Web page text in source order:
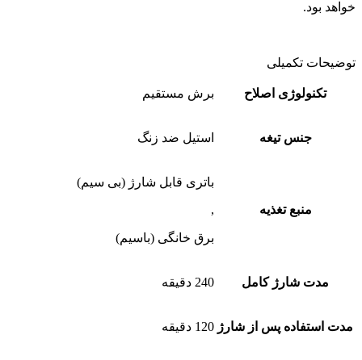
خواهد بود.
توضیحات تکمیلی
تکنولوژی اصلاح برش مستقیم
جنس تیغه استیل ضد زنگ
منبع تغذیه
باتری قابل شارژ (بی سیم)
,
برق خانگی (باسیم)
مدت شارژ کامل 240 دقیقه
مدت استفاده پس از شارژ 120 دقیقه